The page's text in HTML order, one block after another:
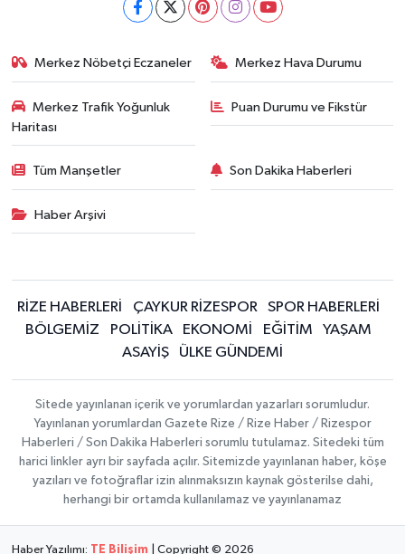
Merkez Nöbetçi Eczaneler Merkez Hava Durumu
Merkez Trafik Yoğunluk
Haritası
Puan Durumu ve Fikstür
Tüm Manşetler Son Dakika Haberleri
Haber Arşivi
RİZE HABERLERİ ÇAYKUR RİZESPOR
SPOR HABERLERİ
BÖLGEMİZ
POLİTİKA EKONOMİ EĞİTİM
YAŞAM
ASAYİŞ
ÜLKE GÜNDEMİ
Sitede yayınlanan içerik ve yorumlardan yazarları sorumludur.
Yayınlanan yorumlardan Gazete Rize / Rize Haber / Rizespor
Haberleri / Son Dakika Haberleri sorumlu tutulamaz. Sitedeki tüm
harici linkler ayrı bir sayfada açılır. Sitemizde yayınlanan haber, köşe
yazıları ve fotoğraflar izin alınmaksızın kaynak gösterilse dahi,
herhangi bir ortamda kullanılamaz ve yayınlanamaz
Haber Yazılımı: TE Bilişim | Copyright © 2026